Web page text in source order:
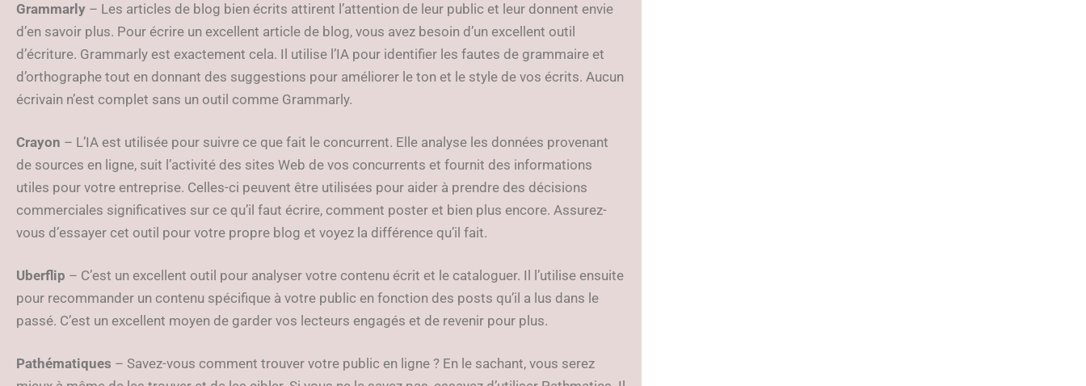
Grammarly – Les articles de blog bien écrits attirent l’attention de leur public et leur donnent envie
d’en savoir plus. Pour écrire un excellent article de blog, vous avez besoin d’un excellent outil
d’écriture. Grammarly est exactement cela. Il utilise l’IA pour identifier les fautes de grammaire et
d’orthographe tout en donnant des suggestions pour améliorer le ton et le style de vos écrits. Aucun
écrivain n’est complet sans un outil comme Grammarly.
Crayon – L’IA est utilisée pour suivre ce que fait le concurrent. Elle analyse les données provenant
de sources en ligne, suit l’activité des sites Web de vos concurrents et fournit des informations
utiles pour votre entreprise. Celles-ci peuvent être utilisées pour aider à prendre des décisions
commerciales significatives sur ce qu’il faut écrire, comment poster et bien plus encore. Assurez-
vous d’essayer cet outil pour votre propre blog et voyez la différence qu’il fait.
Uberflip – C’est un excellent outil pour analyser votre contenu écrit et le cataloguer. Il l’utilise ensuite
pour recommander un contenu spécifique à votre public en fonction des posts qu’il a lus dans le
passé. C’est un excellent moyen de garder vos lecteurs engagés et de revenir pour plus.
Pathématiques – Savez-vous comment trouver votre public en ligne ? En le sachant, vous serez